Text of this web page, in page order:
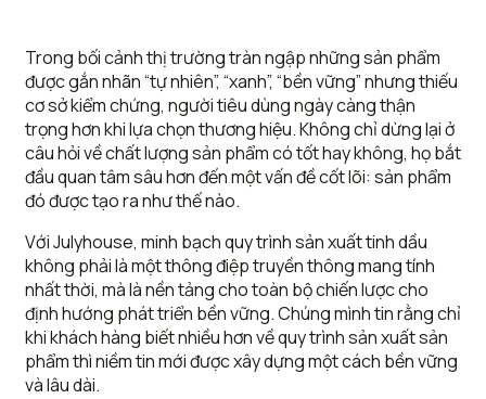
Trong bối cảnh thị trường tràn ngập những sản phẩm
được gắn nhãn “tự nhiên”, “xanh”, “bền vững” nhưng thiếu
cơ sở kiểm chứng, người tiêu dùng ngày càng thận
trọng hơn khi lựa chọn thương hiệu. Không chỉ dừng lại ở
câu hỏi về chất lượng sản phẩm có tốt hay không, họ bắt
đầu quan tâm sâu hơn đến một vấn đề cốt lõi: sản phẩm
đó được tạo ra như thế nào.
Với Julyhouse, minh bạch quy trình sản xuất tinh dầu
không phải là một thông điệp truyền thông mang tính
nhất thời, mà là nền tảng cho toàn bộ chiến lược cho
định hướng phát triển bền vững. Chúng mình tin rằng chỉ
khi khách hàng biết nhiều hơn về quy trình sản xuất sản
phẩm thì niềm tin mới được xây dựng một cách bền vững
và lâu dài.